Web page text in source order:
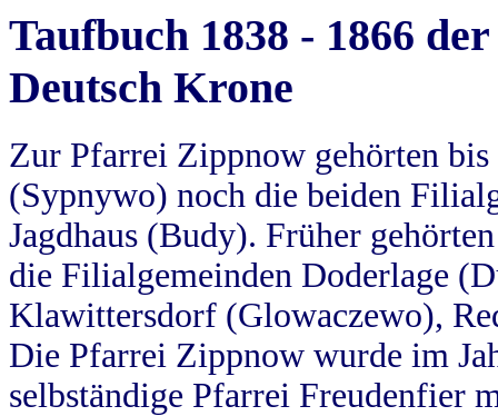
Taufbuch 1838 - 1866
Deutsch Krone
Zur Pfarrei Zippnow gehörten
(Sypnywo) noch die beiden
Jagdhaus (Budy). Früher
die Filialgemeinden Doderlage
Klawittersdorf (Glowaczewo),
Die Pfarrei Zippnow wurde im
selbständige Pfarrei Freudenfier